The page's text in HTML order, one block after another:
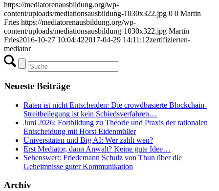
https://mediatorenausbildung.org/wp-
content/uploads/mediationsausbildung-1030x322.jpg 0 0 Martin
Fries https://mediatorenausbildung.org/wp-
content/uploads/mediationsausbildung-1030x322.jpg Martin
Fries2016-10-27 10:04:422017-04-29 14:11:12zertifizierten-
mediator
Neueste Beiträge
Raten ist nicht Entscheiden: Die crowdbasierte Blockchain-
Streitbeilegung ist kein Schiedsverfahren…
Juni 2026: Fortbildung zu Theorie und Praxis der rationalen
Entscheidung mit Horst Eidenmüller
Universitäten und Big AI: Wer zahlt wen?
Erst Mediator, dann Anwalt? Keine gute Idee…
Sehenswert: Friedemann Schulz von Thun über die
Geheimnisse guter Kommunikation
Archiv